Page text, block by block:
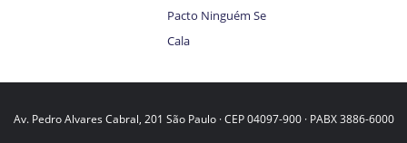
Pacto Ninguém Se
Cala
Av. Pedro Alvares Cabral, 201 São Paulo · CEP 04097-900 · PABX 3886-6000